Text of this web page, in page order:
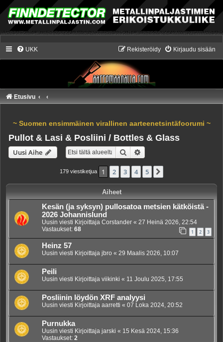
UKK Kirjaudu sisään
Rekisteröidy
Etusivu
~ Suomen ensimmäinen virallinen aarteenetsintäfoorumi ~
Pullot & Lasi & Posliini / Bottles & Glass
Uusi Aihe Etsi
179 viestiketjua 1 2 3 4 5
Aiheet
Kesän (ja syksyn) pullosatoa metsien kätköistä -
2026 Johannislund
Uusin viesti Kirjoittaja Corstander « 27 Heinä 2026, 22:54
Vastaukset: 68 1 2 3
Heinz 57
Uusin viesti Kirjoittaja jbro « 29 Maalis 2026, 10:07
Peili
Uusin viesti Kirjoittaja viikinki « 11 Joulu 2025, 17:55
Posliinin löydön XRF analyysi
Uusin viesti Kirjoittaja aarretti « 07 Loka 2024, 20:52
Purnukka
Uusin viesti Kirjoittaja jarski « 15 Kesä 2024, 15:36
Vastaukset: 2